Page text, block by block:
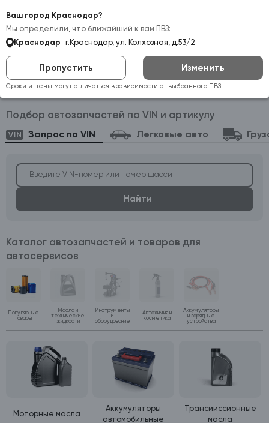
Ваш город Краснодар?
Мы определили, что ближайший к вам ПВЗ:
Краснодар
г.Краснодар, ул. Колхозная, д.53/2
Пропустить Изменить
Сроки и цены могут отличаться в зависимости от выбранного ПВЗ
Автозапчасти оптом и в розницу — каталог
и подбор по VIN
Подбор автозапчастей по VIN и артикулу
Запрос по VIN Легковые авто
Найти
Каталог автозапчастей и товаров для
автосервисов
Популярные
товары
Масла и
технические
жидкости
Инструменты
и
оборудование
Автохимия и
косметика
Аккумуляторы
и зарядные
устройства
Моторные масла
Аккумуляторы
автомобильные
Трансмиссионные
масла